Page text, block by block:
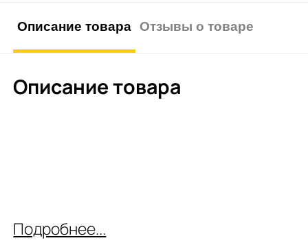
Описание товара Отзывы о товаре
Описание товара
Подробнее...